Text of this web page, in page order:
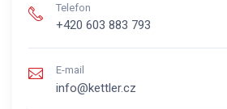
Telefon
+420 603 883 793
E-mail
info@kettler.cz